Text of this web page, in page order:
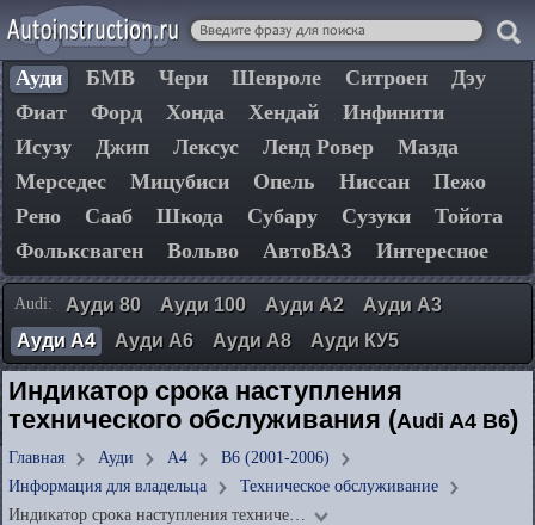
Ауди БМВ Чери Шевроле Ситроен
Дэу
Фиат
Форд Хонда Хендай
Инфинити
Исузу
Джип Лексус Ленд Ровер
Мазда
Мерседес
Мицубиси Опель Ниссан
Пежо
Рено
Сааб Шкода Субару Сузуки
Тойота
Фольксваген
Вольво АвтоВАЗ Интересное
Audi: Ауди 80 Ауди 100 Ауди А2
Ауди А3
Ауди А4
Ауди А6 Ауди А8 Ауди КУ5
Индикатор срока наступления
технического обслуживания (Audi A4 B6)
Главная Ауди А4
B6 (2001-2006)
Информация для владельца
Техническое обслуживание
Индикатор срока наступления техниче…